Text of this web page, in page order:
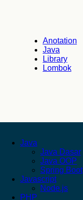
Anotation
Java
Library
Lombok
Java
Java Dasar
Java OOP
Spring Boot
Javascript
Node.js
PHP